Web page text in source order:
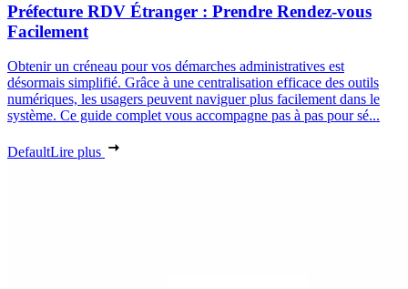
Préfecture RDV Étranger : Prendre Rendez-vous
Facilement
Obtenir un créneau pour vos démarches administratives est
désormais simplifié. Grâce à une centralisation efficace des outils
numériques, les usagers peuvent naviguer plus facilement dans le
système. Ce guide complet vous accompagne pas à pas pour sé...
DefaultLire plus